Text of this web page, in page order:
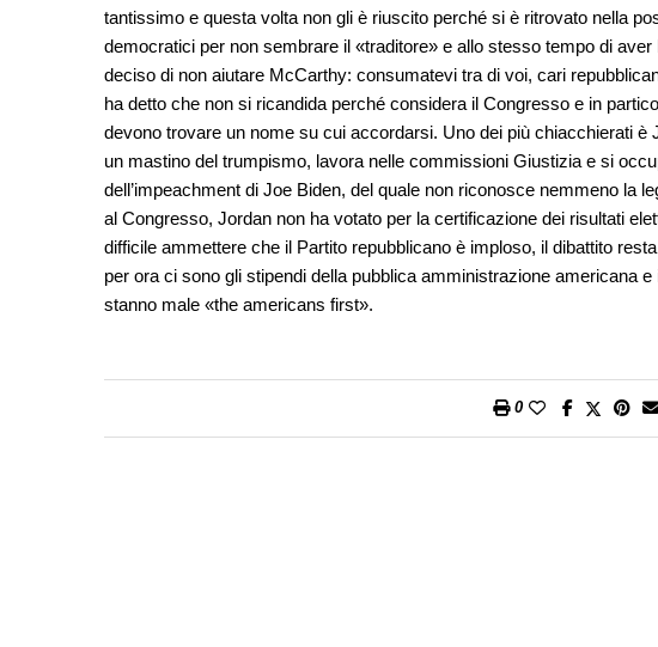
tantissimo e questa volta non gli è riuscito perché si è ritrovato nella
democratici per non sembrare il «traditore» e allo stesso tempo di
deciso di non aiutare McCarthy: consumatevi tra di voi, cari
ha detto che non si ricandida perché considera il Congresso e in
devono trovare un nome su cui accordarsi. Uno dei più chiacchierati è
un mastino del trumpismo, lavora nelle commissioni Giustizia e si
dell’impeachment di Joe Biden, del quale non riconosce nemmeno la
al Congresso, Jordan non ha votato per la certificazione dei risultati
difficile ammettere che il Partito repubblicano è imploso, il dibattito
per ora ci sono gli stipendi della pubblica amministrazione americana
stanno male «the americans first».
0